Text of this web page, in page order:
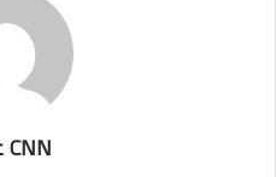
CNN عربي